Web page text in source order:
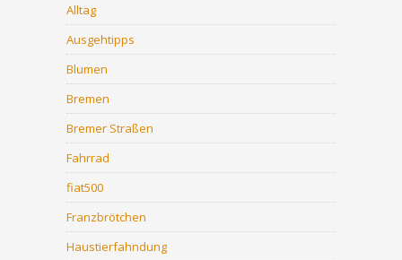
Alltag
Ausgehtipps
Blumen
Bremen
Bremer Straßen
Fahrrad
fiat500
Franzbrötchen
Haustierfahndung